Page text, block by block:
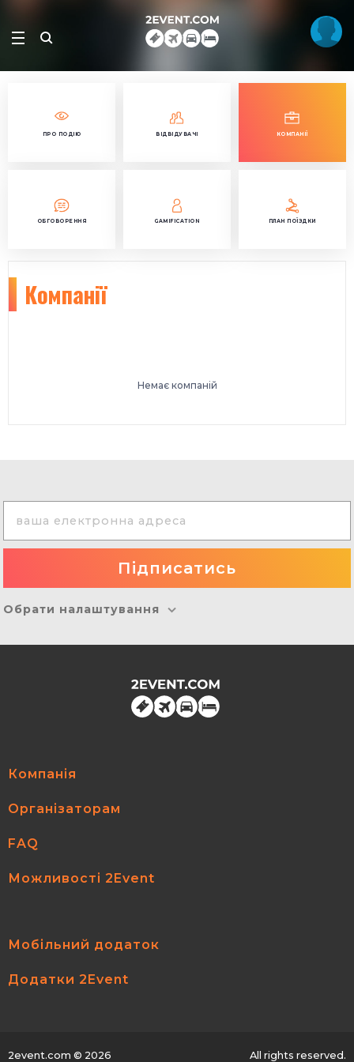
ПРО ПОДІЮ ВІДВІДУВАЧІ КОМПАНІЇ
ОБГОВОРЕННЯ GAMIFICATION ПЛАН ПОЇЗДКИ
Компанії
Немає компаній
Обрати налаштування
Компанія
Організаторам
FAQ
Можливості 2Event
Мобільний додаток
Додатки 2Event
2event.com © 2026 All rights reserved.